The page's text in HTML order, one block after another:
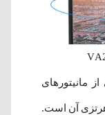
مانیتورهای
جدا می‌کند، نرخ نوسازی 120 هرتزی آن است.